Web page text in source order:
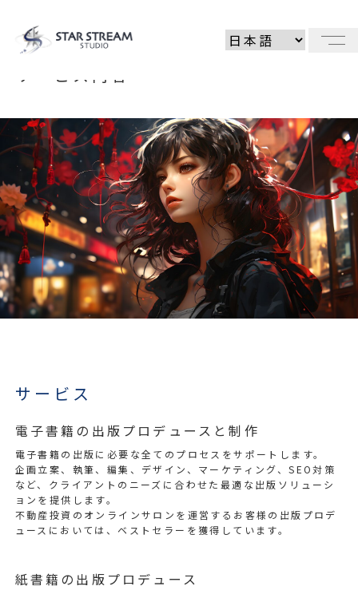
サービス内容
サービス
電子書籍の出版プロデュースと制作
電子書籍の出版に必要な全てのプロセスをサポートします。
企画立案、執筆、編集、デザイン、マーケティング、SEO対策
など、クライアントのニーズに合わせた最適な出版ソリューシ
ョンを提供します。
不動産投資のオンラインサロンを運営するお客様の出版プロデ
ュースにおいては、ベストセラーを獲得しています。
紙書籍の出版プロデュース